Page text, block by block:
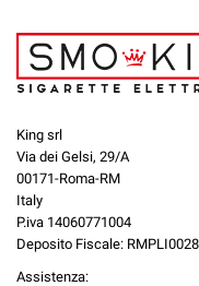
King srl
Via dei Gelsi, 29/A
00171-Roma-RM
Italy
P.iva 14060771004
Deposito Fiscale: RMPLI0028
Assistenza: